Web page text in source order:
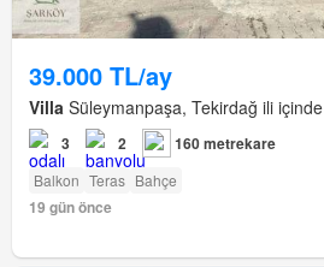
39.000 TL/ay
Villa Süleymanpaşa, Tekirdağ ili içinde
3 2 160 metrekare
Balkon Teras Bahçe
19 gün önce